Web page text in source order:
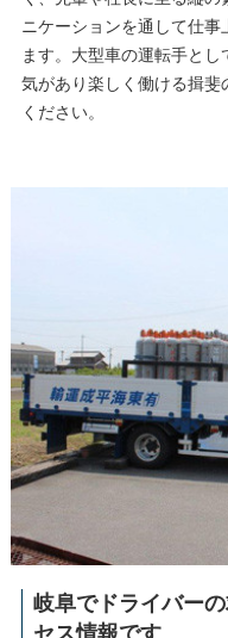
ニケーションを通して仕
ます。大型車の運転手と
気があり楽しく働ける揖
ください。
岐阜でドライバー